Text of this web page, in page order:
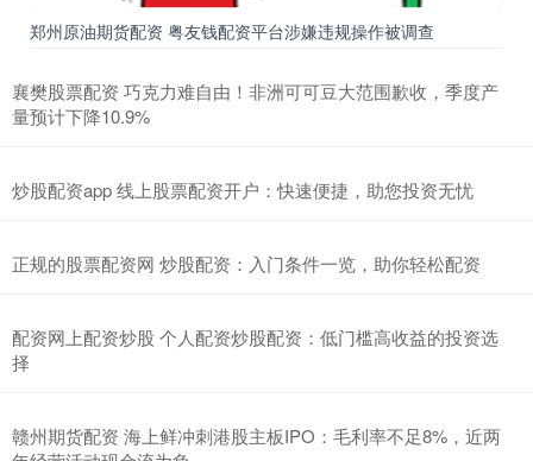
郑州原油期货配资 粤友钱配资平台涉嫌违规操作被调查
襄樊股票配资 巧克力难自由！非洲可可豆大范围歉收，季度产
量预计下降10.9%
炒股配资app 线上股票配资开户：快速便捷，助您投资无忧
正规的股票配资网 炒股配资：入门条件一览，助你轻松配资
配资网上配资炒股 个人配资炒股配资：低门槛高收益的投资选
择
赣州期货配资 海上鲜冲刺港股主板IPO：毛利率不足8%，近两